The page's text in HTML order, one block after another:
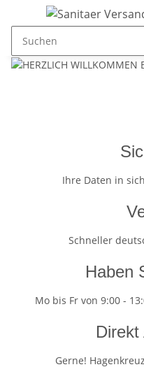
Ihre Daten in
Schneller
Haben
Mo bis Fr von 9:00 -
Direkt
Gerne!